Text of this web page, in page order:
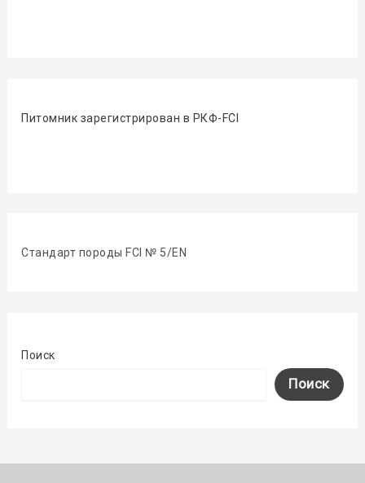
Питомник зарегистрирован в РКФ-FCI
Стандарт породы FCI № 5/EN
Поиск
Поиск